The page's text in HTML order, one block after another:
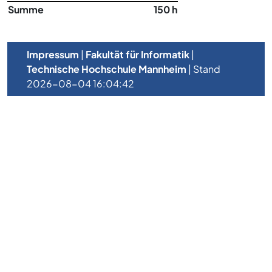
Summe 150 h
Impressum | Fakultät für Informatik|
Technische Hochschule Mannheim | Stand
2026-08-04 16:04:42